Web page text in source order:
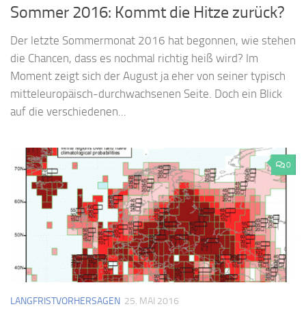
Sommer 2016: Kommt die Hitze zurück?
Der letzte Sommermonat 2016 hat begonnen, wie stehen
die Chancen, dass es nochmal richtig heiß wird? Im
Moment zeigt sich der August ja eher von seiner typisch
mitteleuropäisch-durchwachsenen Seite. Doch ein Blick
auf die verschiedenen...
0
LANGFRISTVORHERSAGEN 25. MAI 2016